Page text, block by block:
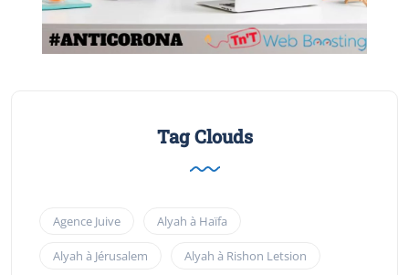
Tag Clouds
Agence Juive Alyah à Haïfa
Alyah à Jérusalem Alyah à Rishon Letsion